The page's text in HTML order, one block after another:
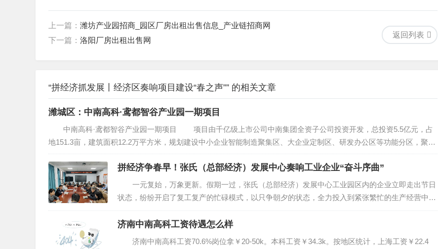
返回列表
上一篇： 潍坊产业园招商_园区厂房出租出售信息_产业链招商网
下一篇： 洛阳厂房出租出售网
“拼经济抓发展丨经济区奏响项目建设“春之声”” 的相关文章
潍城区：中南高科·鸢都智谷产业园一期项目
中南高科·鸢都智谷产业园一期项目 项目由千亿级上市公司中南集团全资子公司投资开发，总投资5.5亿元，占
地151.3亩，建筑面积12.2万平方米，规划建设中小企业智能制造聚集区、大企业定制区、研发办公区等功能分区，聚合
智能制造、新能源材料、精密...
拼经济争春早！张氏（总部经济）发展中心奏响工业企业“奋斗序曲”
一元复始，万象更新。假期一过，张氏（总部经济）发展中心工业园区内的企业立即走出节日
状态，纷纷开启了复工复产的忙碌模式，以只争朝夕的状态，全力投入到紧张繁忙的生产经营中，
奋力夺取首季经济“开门红”。 2月19日，张氏（总部经济）发展中心立足“抓早抓实抓出成效”目
标...
济南中南高科工资待遇怎么样
济南中南高科工资70.6%岗位拿￥20-50k。本科工资￥34.3k。按地区统计，上海工资￥22.4